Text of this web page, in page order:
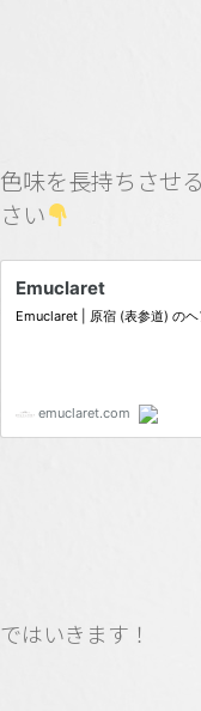
色味を長持ちさせ
さい
ではいきます！